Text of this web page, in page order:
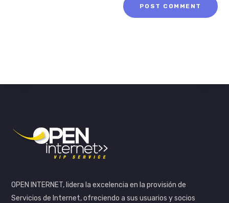
OPEN INTERNET, lidera la excelencia en la provisión de
Servicios de Internet, ofreciendo a sus usuarios y socios